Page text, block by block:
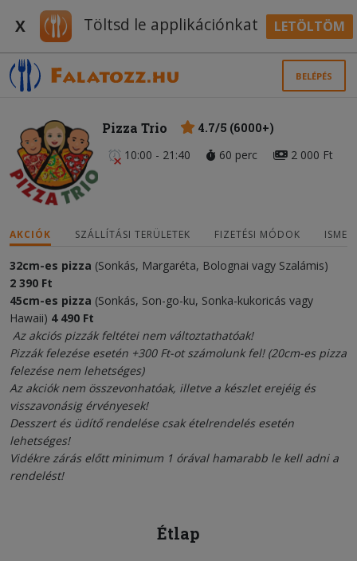
X Töltsd le applikációnkat LETÖLTÖM
BELÉPÉS
Pizza Trio
4.7/5 (6000+)
10:00 - 21:40
60 perc 2 000 Ft
AKCIÓK SZÁLLÍTÁSI TERÜLETEK FIZETÉSI MÓDOK
32cm-es pizza (Sonkás, Margaréta, Bolognai vagy Szalámis)
2 390 Ft
45cm-es pizza (Sonkás, Son-go-ku, Sonka-kukoricás vagy
Hawaii) 4490 Ft
Az akciós pizzák feltétei nem változtathatóak!
Pizzák felezése esetén +300 Ft-ot számolunk fel! (20cm-es pizza
felezése nem lehetséges)
Az akciók nem összevonhatóak, illetve a készlet erejéig és
visszavonásig érvényesek!
Desszert és üdítő rendelése csak ételrendelés esetén
lehetséges!
Vidékre zárás előtt minimum 1 órával hamarabb le kell adni a
rendelést!
Étlap